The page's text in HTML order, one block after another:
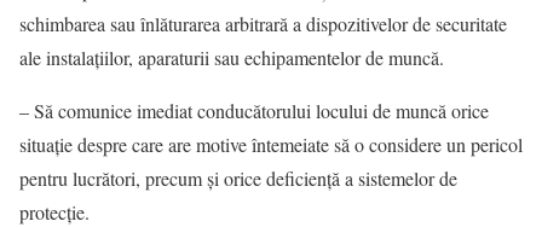
schimbarea sau înlăturarea arbitrară a dispozitivelor de securitate
ale instalaţiilor, aparaturii sau echipamentelor de muncă.
– Să comunice imediat conducătorului locului de muncă orice
situaţie despre care are motive întemeiate să o considere un pericol
pentru lucrători, precum şi orice deficienţă a sistemelor de
protecţie.